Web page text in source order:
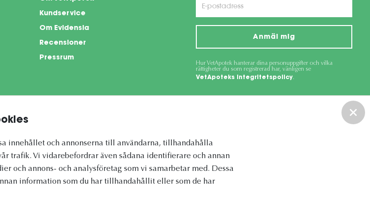
innehållet och annonserna till användarna, tillhandahålla
trafik. Vi vidarebefordrar även sådana identifierare och annan
och annons- och analysföretag som vi samarbetar med. Dessa
information som du har tillhandahållit eller som de har
Kundservice
Om Evidensia
Recensioner
Pressrum
Anmäl mig
Hur VetApotek hanterar dina personuppgifter och vilka
rättigheter du som registrerad har, vänligen se
VetApoteks integritetspolicy.
the Google